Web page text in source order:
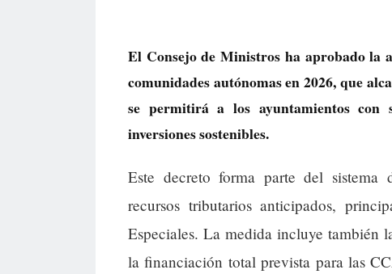
El Consejo de Ministros ha aprobado la
comunidades autónomas en 2026, que
se permitirá a los ayuntamientos con
inversiones sostenibles.
Este decreto forma parte del sistema
recursos tributarios anticipados,
Especiales. La medida incluye también
la financiación total prevista para las